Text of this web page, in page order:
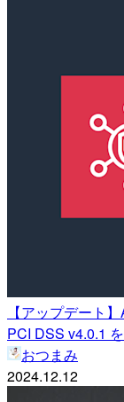
【アップデート
PCI DSS v4.0.1
おつまみ
2024.12.12